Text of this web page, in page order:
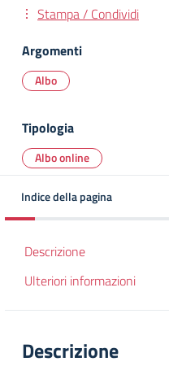
Stampa / Condividi
Argomenti
Albo
Tipologia
Albo online
Indice della pagina
Descrizione
Ulteriori informazioni
Descrizione